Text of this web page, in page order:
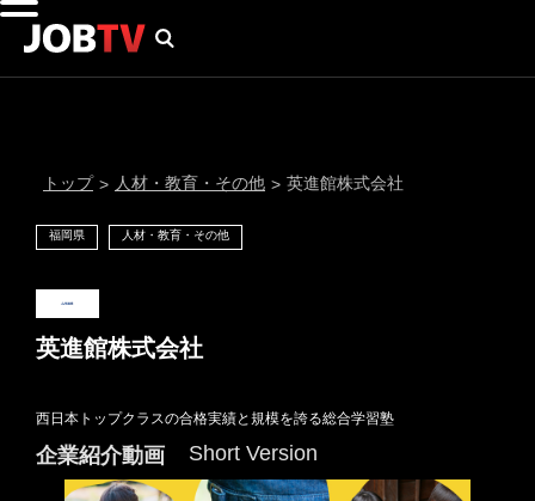
通知設定
メール通知
トップ > 人材・教育・その他 > 英進館株式会社
福岡県 人材・教育・その他
英進館株式会社
西日本トップクラスの合格実績と規模を誇る総合学習塾
企業紹介動画 Short Version
にはプロフィール画像のアップロードが必要です